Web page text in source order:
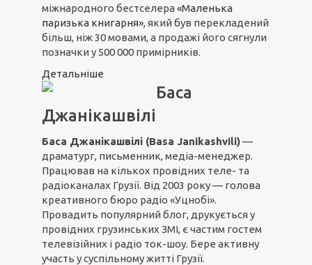
міжнародного бестселера «Маленька
паризька книгарня», який був перекладений
більш, ніж 30 мовами, а продажі його сягнули
позначки у 500 000 примірників.
Детальніше
Баса
Джанікашвілі
Баса Джанікашвілі (Basa Janikashvili)—
драматург, письменник, медіа-менеджер.
Працював на кількох провідних теле- та
радіоканалах Грузії. Від 2003 року — голова
креативного бюро радіо «Уцнобі».
Провадить популярний блог, друкується у
провідних грузинських ЗМІ, є частим гостем
телевізійних і радіо ток-шоу. Бере активну
участь у суспільному житті Грузії.